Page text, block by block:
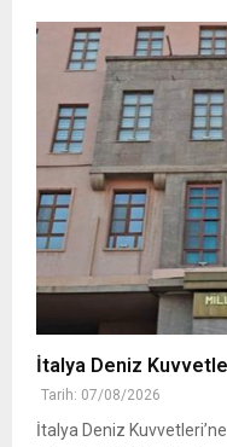
İtalya Deniz
Tarih: 07/08/2026
İtalya Deniz